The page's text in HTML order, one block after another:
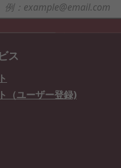
ス
（ユーザー登録)